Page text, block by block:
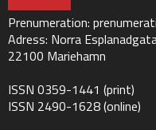
Prenumeration:
Adress: Norra
22100 Mariehamn
ISSN 0359-1441 (print)
ISSN 2490-1628 (online)